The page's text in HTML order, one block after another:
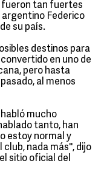
fueron tan fuertes
argentino Federico
su país.
destinos para
en uno de
pero hasta
al menos
habló mucho
tanto, han
estoy normal y
nada más'', dijo
sitio oficial del